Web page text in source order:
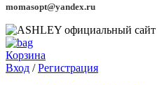
momasopt@yandex.ru
Корзина
Вход /Регистрация